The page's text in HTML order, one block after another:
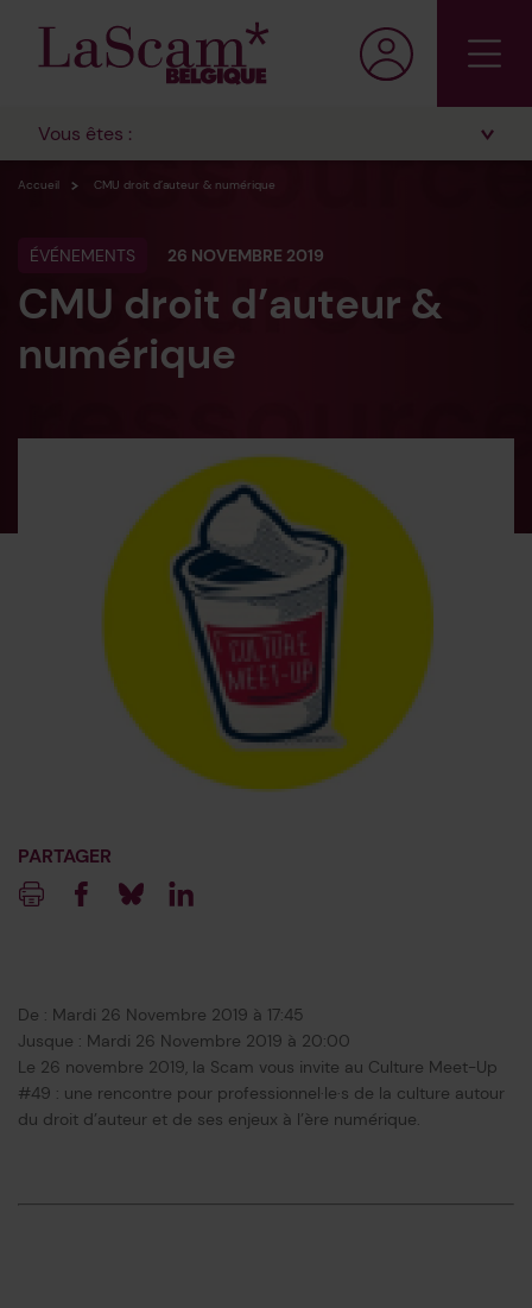
Vous êtes :
Accueil CMU droit d’auteur & numérique
ÉVÉNEMENTS 26 NOVEMBRE 2019
CMU droit d’auteur &
numérique
PARTAGER
De : Mardi 26 Novembre 2019 à 17:45
Jusque : Mardi 26 Novembre 2019 à 20:00
Le 26 novembre 2019, la Scam vous invite au Culture Meet-Up
#49 : une rencontre pour professionnel·le·s de la culture autour
du droit d’auteur et de ses enjeux à l’ère numérique.